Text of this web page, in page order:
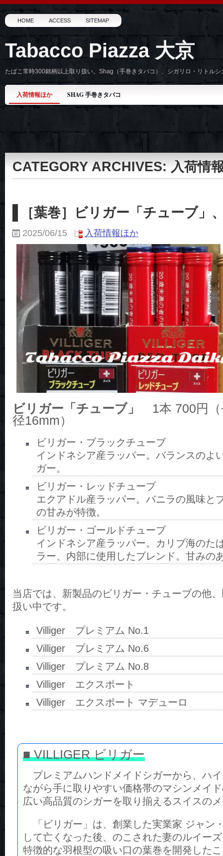
HOME ACCESS SITEMAP
Tabacco Piazza 大京
たばこ常時300銘柄以上取り扱い。Shag（手巻きタバコ）、シガリロ・リトル
入荷情報ほか SHAG 手巻きタバコ
CATEGORY ARCHIVES:入荷情
［葉巻］ビリガー「チューブ」
2025/06/15 入荷情報ほか
ビリガー「チューブ」
1本 700円（
径16mm）
ビリガー・ブラックチューブ
インドネシア産ラッパー。バランスのよ
ガー。
ビリガー・レッドチューブ
エクアドル産ラッパー。バニラの風味と
の甘みが特徴。
ビリガー・ゴールドチューブ
インドネシア産ラッパー。カリブ海のた
ラー、内部に使用したブレンド。甘みの
当店では、新製品のビリガー・チューブの他
扱い中です。
Villiger プレミアム No.1
Villiger プレミアム No.6
Villiger プレミアム No.8
Villiger エクスポート
Villiger エクスポート マデューロ
■ VILLIGER ビリガー
プレミアムハンドメイドシガーから、ハ
ながら手に取りやすい価格帯のマシンメイ
広い高品質のシガーを取り揃えるスイスの
「ビリガー」は、創業した実業家 ジャン
して亡くなった後、のこされた妻のルイー
特徴的な羽根型の吸い口の葉巻を開発した